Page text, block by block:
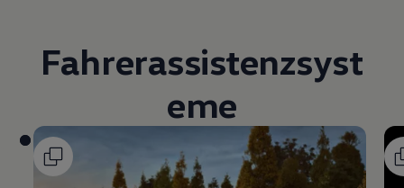
Fahrerassistenzsyst
eme